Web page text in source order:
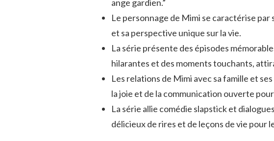
ange gardien.”
Le personnage de Mimi se caractérise
et sa perspective unique sur la vie.
La série présente des épisodes
hilarantes et des moments touchants,
Les relations de Mimi avec sa famille et
la joie et de la communication ouverte
La série allie comédie slapstick et
délicieux de rires et de leçons de vie pour